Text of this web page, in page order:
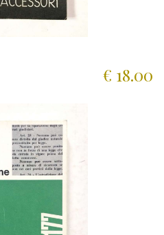
€ 18.00